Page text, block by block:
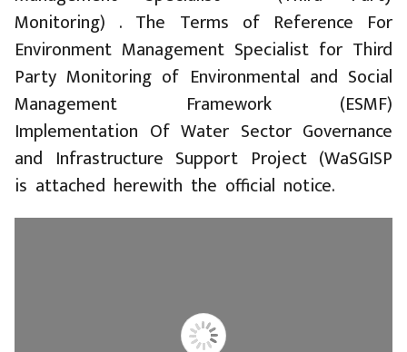
Monitoring) . The Terms of Reference For
Environment Management Specialist for Third
Party Monitoring of Environmental and Social
Management Framework (ESMF)
Implementation Of Water Sector Governance
and Infrastructure Support Project (WaSGISP
is attached herewith the official notice.